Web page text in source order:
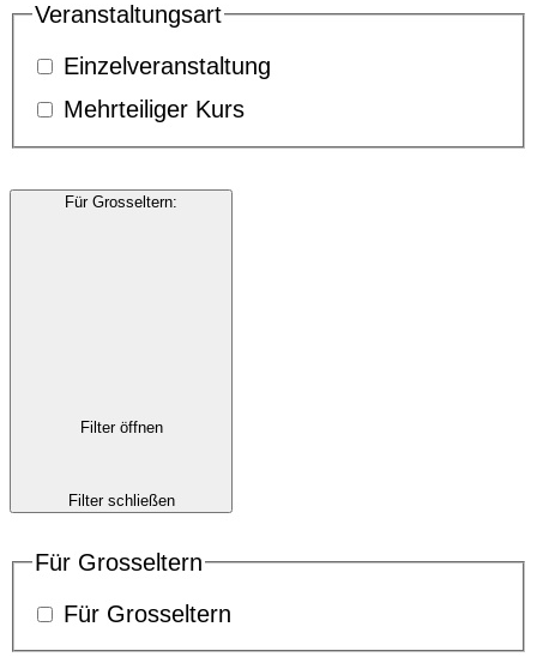
Veranstaltungsart
Einzelveranstaltung
Mehrteiliger Kurs
Für Grosseltern:
Filter öffnen
Filter schließen
Für Grosseltern
Für Grosseltern